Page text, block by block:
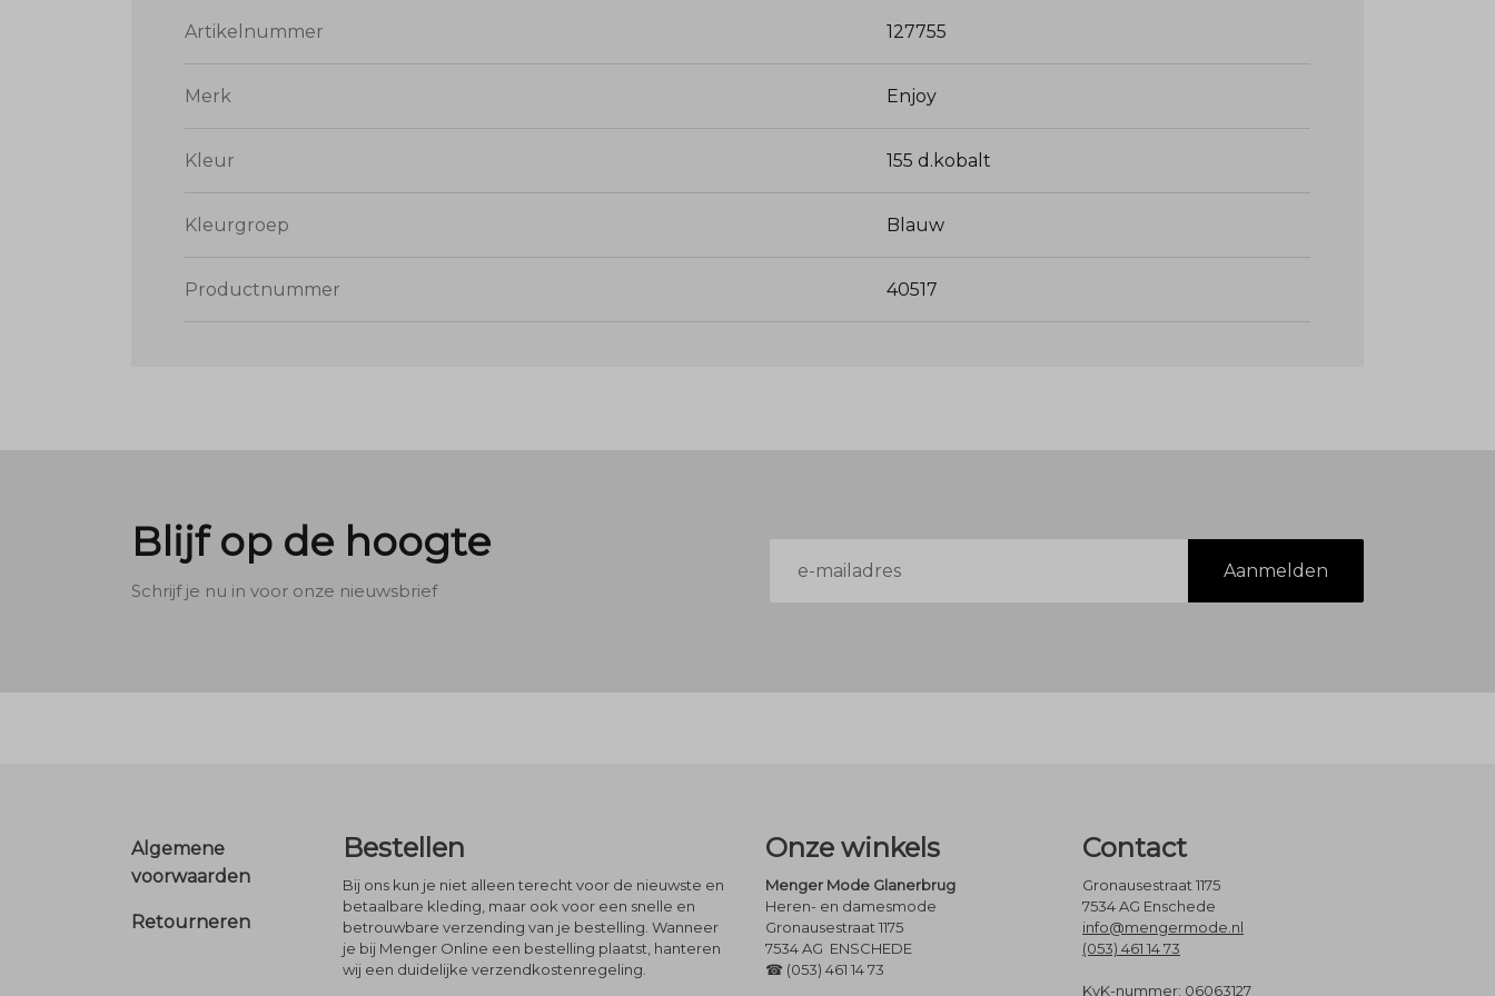
Artikelnummer 127755
Merk Enjoy
Kleur 155 d.kobalt
Kleurgroep Blauw
Productnummer 40517
Blijf op de hoogte
Schrijf je nu in voor onze nieuwsbrief
mailadres
Aanmelden
Footer
Algemene
voorwaarden
Retourneren
Bestellen
Bij ons kun je niet alleen terecht voor de nieuwste en
betaalbare kleding, maar ook voor een snelle en
betrouwbare verzending van je bestelling. Wanneer
je bij Menger Online een bestelling plaatst, hanteren
wij een duidelijke verzendkostenregeling.
Onze winkels
Menger Mode Glanerbrug
Heren- en damesmode
Gronausestraat 1175
7534 AG ENSCHEDE
☎ (053) 461 14 73
Contact
Gronausestraat 1175
7534 AG Enschede
info@mengermode.nl
(053) 461 14 73
KvK-nummer: 06063127